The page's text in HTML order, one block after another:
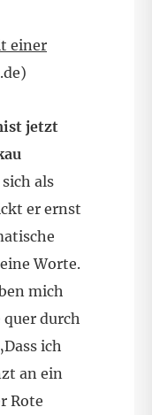
einer
jetzt
als
er ernst
Worte.
mich
durch
ich
an ein
Rote